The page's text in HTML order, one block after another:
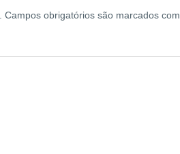
Campos obrigatórios são marcados com